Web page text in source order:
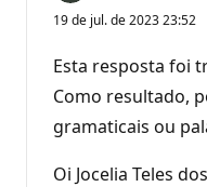
19 de jul. de 2023 23:52
Esta resposta foi
Como resultado,
gramaticais ou
Oi Jocelia Teles